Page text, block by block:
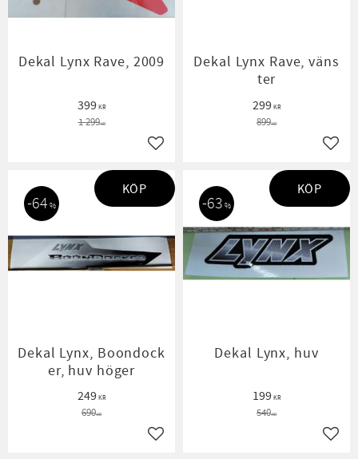
Dekal Lynx Rave, 2009
399KR
1 299KR
Lägg till i favoriter
Dekal Lynx Rave, väns
ter
299KR
899KR
Dekal Lynx, Boondock
er, huv höger
249KR
690KR
64 %
Lägg till i favoriter
KÖP
Dekal Lynx, huv
199KR
540KR
63 %
KÖP